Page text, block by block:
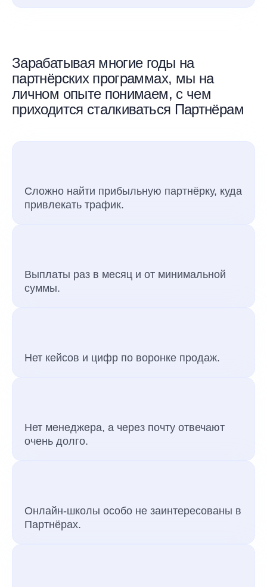
Зарабатывая многие годы на
партнёрских программах, мы на
личном опыте понимаем, с чем
приходится сталкиваться Партнёрам
Сложно найти прибыльную партнёрку, куда
привлекать трафик.
Выплаты раз в месяц и от минимальной
суммы.
Нет кейсов и цифр по воронке продаж.
Нет менеджера, а через почту отвечают
очень долго.
Онлайн-школы особо не заинтересованы в
Партнёрах.